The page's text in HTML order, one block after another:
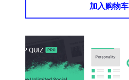
加入购物车